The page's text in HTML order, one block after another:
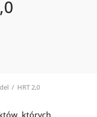
/ HRT 2,0
których